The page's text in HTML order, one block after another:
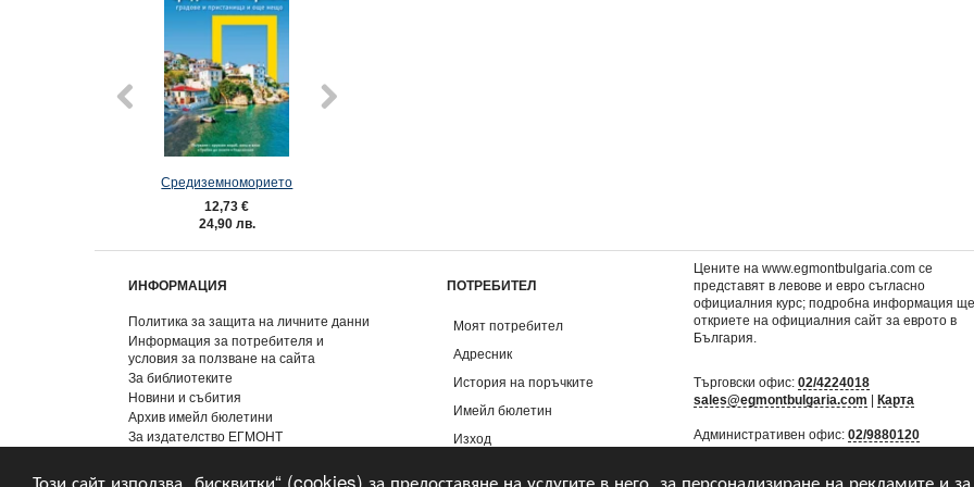
Този сайт използва „бисквитки“ (cookies) за предоставяне на услугите в него, за персонализиране на рекламите и
Средиземноморието
12,73 €
24,90 лв.
ИНФОРМАЦИЯ
Политика за защита на личните данни
Информация за потребителя и
условия за ползване на сайта
За библиотеките
Новини и събития
Архив имейл бюлетини
За издателство ЕГМОНТ
ПОТРЕБИТЕЛ
Моят потребител
Адресник
История на поръчките
Имейл бюлетин
Изход
Цените на www.egmontbulgaria.com се
представят в левове и евро съгласно
официалния курс; подробна информация ще
откриете наофициалния сайт за еврото в
България
Търговски офис:02/4224018
sales@egmontbulgaria.com |Карта
Административен офис:02/9880120
mail@egmontbulgaria.com|Карта